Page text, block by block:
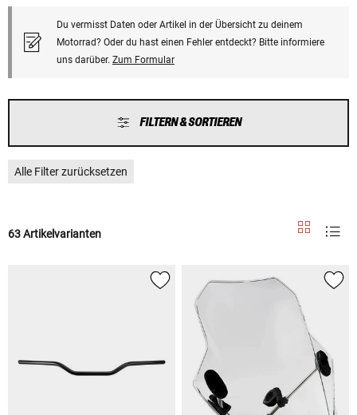
Du vermisst Daten oder Artikel in der Übersicht zu deinem
Motorrad? Oder du hast einen Fehler entdeckt? Bitte informiere
uns darüber. Zum Formular
FILTERN & SORTIEREN
Alle Filter zurücksetzen
63 Artikelvarianten